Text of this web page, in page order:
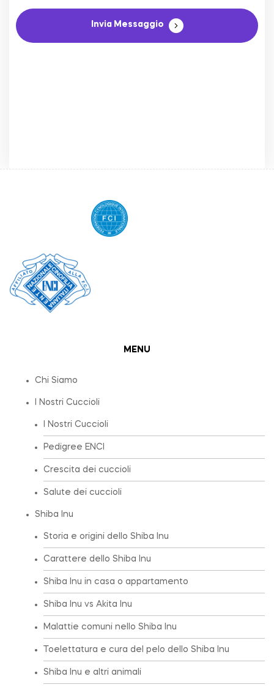
Invia Messaggio
MENU
Chi Siamo
I Nostri Cuccioli
I Nostri Cuccioli
Pedigree ENCI
Crescita dei cuccioli
Salute dei cuccioli
Shiba Inu
Storia e origini dello Shiba Inu
Carattere dello Shiba Inu
Shiba Inu in casa o appartamento
Shiba Inu vs Akita Inu
Malattie comuni nello Shiba Inu
Toelettatura e cura del pelo dello Shiba Inu
Shiba Inu e altri animali